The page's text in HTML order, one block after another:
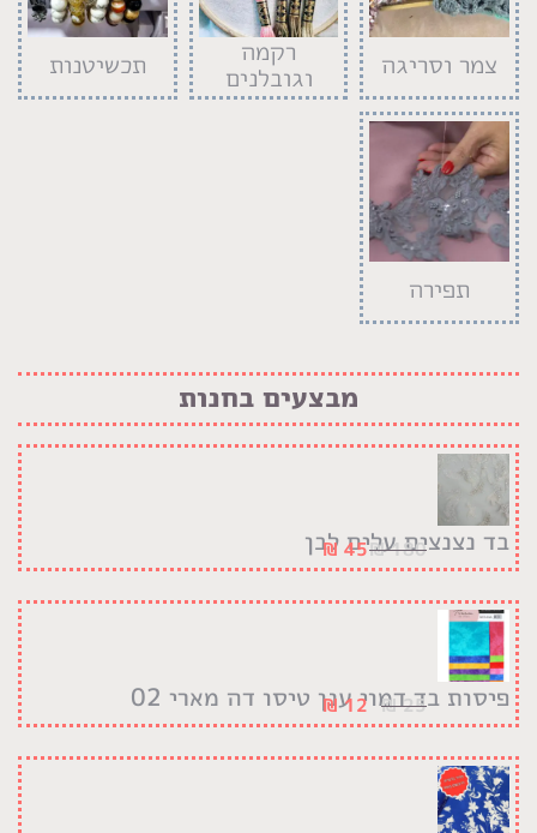
צמר וסריגה רקמה
וגובלנים תכשיטנות
תפירה
מבצעים בחנות
בד נצנצים עלים לבן
₪180
₪45
פיסות בד דמוי ענן טיסו דה מארי 02
₪25
₪12